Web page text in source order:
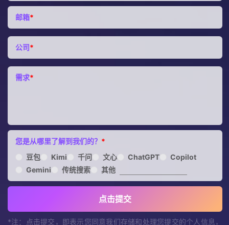
邮箱*
公司*
需求*
您是从哪里了解到我们的？ *
豆包
Kimi 千问 文心 ChatGPT
Copilot
Gemini
传统搜索 其他
点击提交
*注：点击提交，即表示您同意我们存储和处理您提交的个人信息，